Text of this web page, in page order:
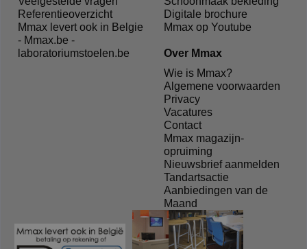
Referentieoverzicht
Mmax levert ook in Belgie
- Mmax.be -
laboratoriumstoelen.be
Digitale brochure
Mmax op Youtube
Over Mmax
Wie is Mmax?
Algemene voorwaarden
Privacy
Vacatures
Contact
Mmax magazijn-
opruiming
Nieuwsbrief aanmelden
Tandartsactie
Aanbiedingen van de
Maand